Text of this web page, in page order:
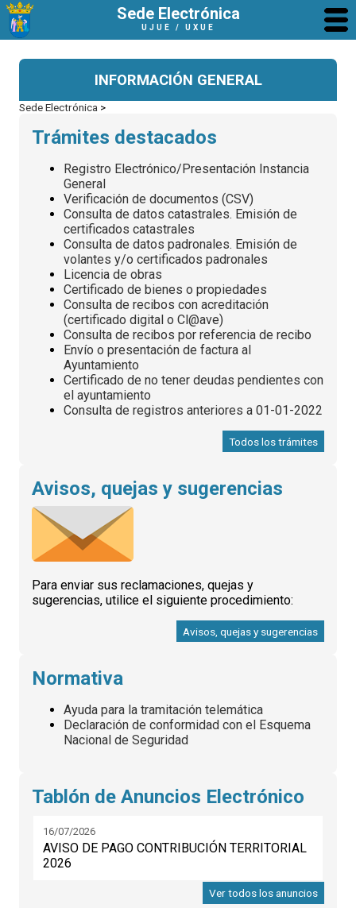
Sede Electrónica
UJUÉ / UXUE
INFORMACIÓN GENERAL
Sede Electrónica >
Trámites destacados
Registro Electrónico/Presentación Instancia
General
Verificación de documentos (CSV)
Consulta de datos catastrales. Emisión de
certificados catastrales
Consulta de datos padronales. Emisión de
volantes y/o certificados padronales
Licencia de obras
Certificado de bienes o propiedades
Consulta de recibos con acreditación
(certificado digital o Cl@ave)
Consulta de recibos por referencia de recibo
Envío o presentación de factura al
Ayuntamiento
Certificado de no tener deudas pendientes con
el ayuntamiento
Consulta de registros anteriores a 01-01-2022
Todos los trámites
Avisos, quejas y sugerencias
Para enviar sus reclamaciones, quejas y
sugerencias, utilice el siguiente procedimiento:
Avisos, quejas y sugerencias
Normativa
Ayuda para la tramitación telemática
Declaración de conformidad con el Esquema
Nacional de Seguridad
Tablón de Anuncios Electrónico
16/07/2026
AVISO DE PAGO CONTRIBUCIÓN TERRITORIAL
2026
Ver todos los anuncios